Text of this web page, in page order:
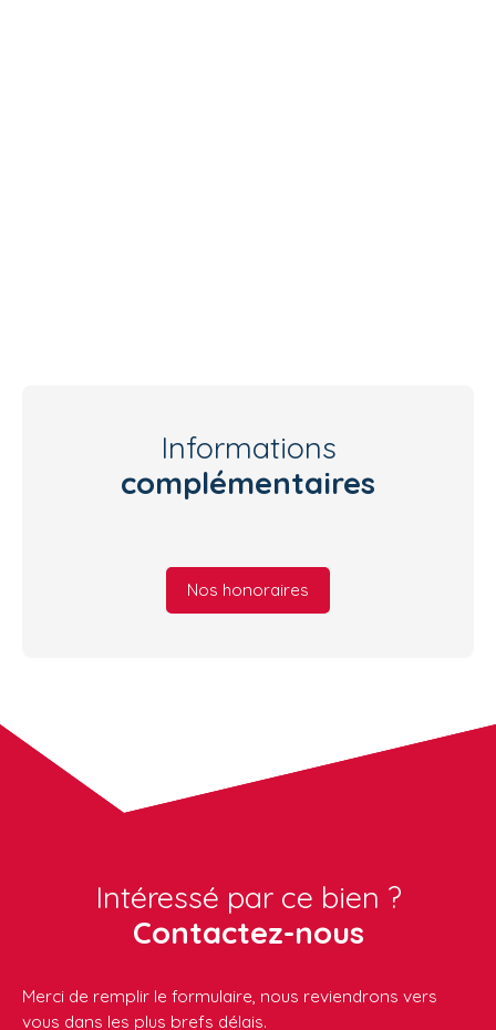
Informations
complémentaires
Nos honoraires
Intéressé par ce bien ?
Contactez-nous
Merci de remplir le formulaire, nous reviendrons vers
vous dans les plus brefs délais.